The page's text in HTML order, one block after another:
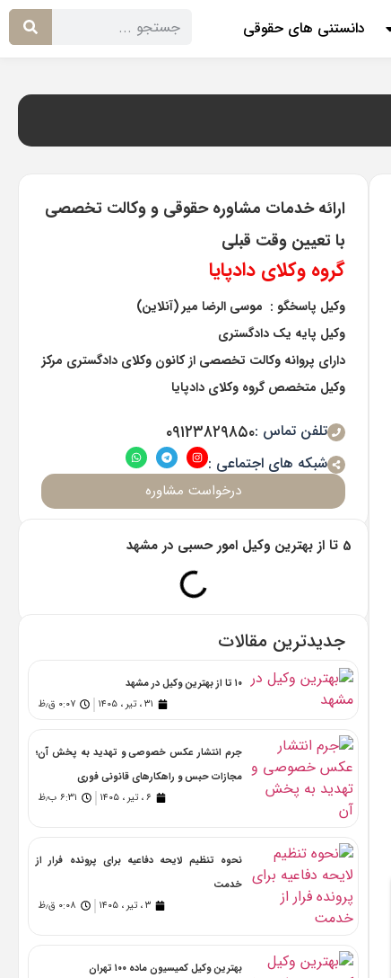
دانستنی های حقوقی
ارائه خدمات مشاوره حقوقی و وکالت تخصصی
با تعیین وقت قبلی
گروه وکلای دادپایا
وکیل پاسخگو : موسی الرضا میر (آنلاین)
وکیل پایه یک دادگستری
دارای پروانه وکالت تخصصی از کانون وکلای دادگستری مرکز
وکیل متخصص گروه وکلای دادپایا
تلفن تماس :۰۹۱۲۳۸۲۹۸۵۰
شبکه های اجتماعی :
درخواست مشاوره
5 تا از بهترین وکیل امور حسبی در مشهد
جدیدترین مقالات
۱۰ تا از بهترین وکیل در مشهد
۳۱ ، تیر ، ۱۴۰۵
۰:۰۷ ق٫ظ
جرم انتشار عکس خصوصی و تهدید به پخش آن؛
مجازات حبس و راهکارهای قانونی فوری
۶ ، تیر ، ۱۴۰۵
۶:۳۱ ب٫ظ
نحوه تنظیم لایحه دفاعیه برای پرونده فرار از
خدمت
۳ ، تیر ، ۱۴۰۵
۰:۰۸ ق٫ظ
بهترین وکیل کمیسیون ماده ۱۰۰ تهران